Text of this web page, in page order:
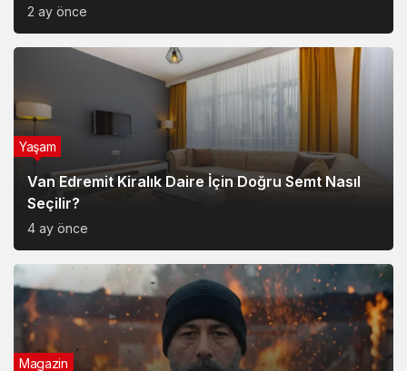
Van Edremit Kiralık Daire İçin Doğru Semt Nasıl
Seçilir?
4 ay önce
Soner Savaş’ın Kırık Düşler İle Başladığı Müzik
Serüveni
Magazin